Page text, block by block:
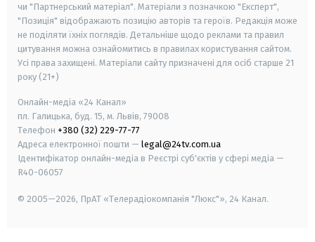
чи "Партнерський матеріал". Матеріали з позначкою "Експерт",
"Позиція" відображають позицію авторів та героїв. Редакція може
не поділяти їхніх поглядів. Детальніше щодо реклами та правил
цитування можна ознайомитись в правилах користування сайтом.
Усі права захищені. Матеріали сайту призначені для осіб старше 21
року (21+)
Онлайн-медіа «24 Канал»
пл. Галицька, буд. 15, м. Львів, 79008
Телефон +380 (32) 229-77-77
Адреса електронної пошти — legal@24tv.com.ua
Ідентифікатор онлайн-медіа в Реєстрі суб'єктів у сфері медіа —
R40-06057
© 2005—2026, ПрАТ «Телерадіокомпанія "Люкс"», 24 Канал.